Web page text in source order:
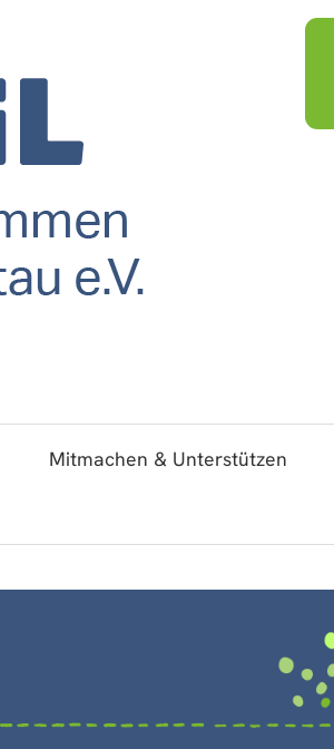
Mitmachen & Unterstützen